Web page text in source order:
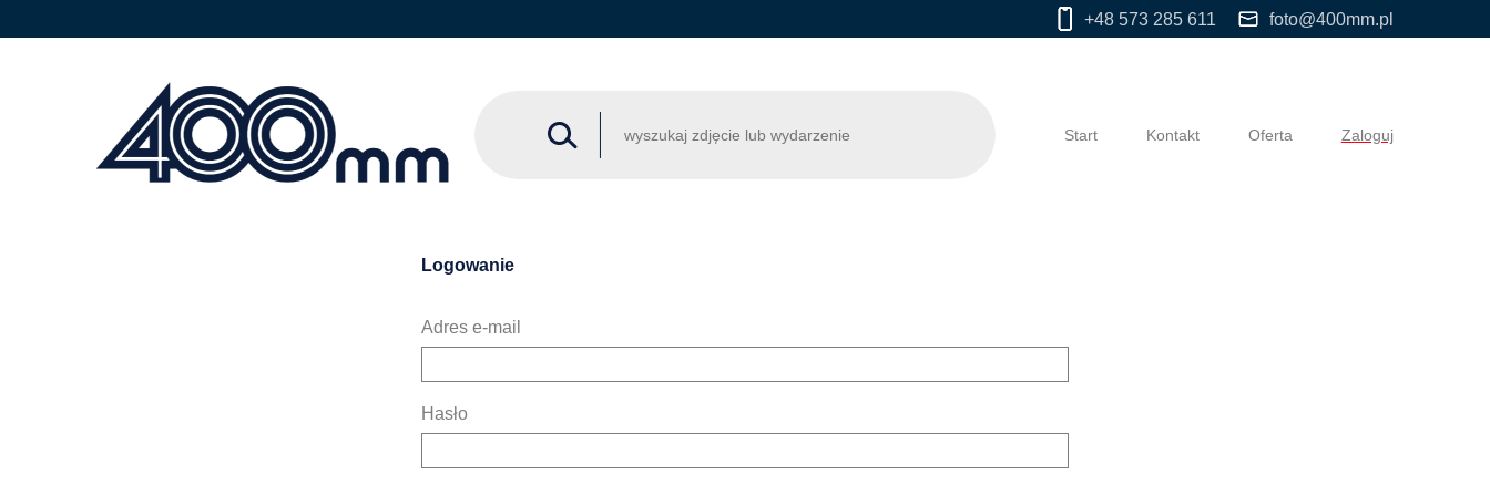
+48 573 285 611 foto@400mm.pl
Start Kontakt Oferta Zaloguj
Logowanie
Adres e-mail
Hasło